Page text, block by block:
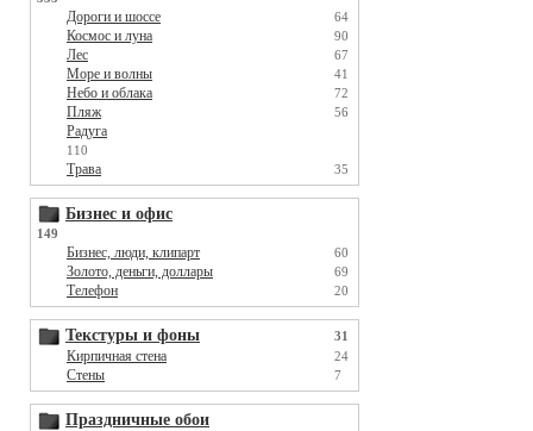
Дороги и шоссе 64
Космос и луна 90
Лес 67
Море и волны 41
Небо и облака 72
Пляж 56
Радуга
110
Трава 35
Бизнес и офис
149
Бизнес, люди, клипарт 60
Золото, деньги, доллары 69
Телефон 20
Текстуры и фоны 31
Кирпичная стена 24
Стены 7
Праздничные обои